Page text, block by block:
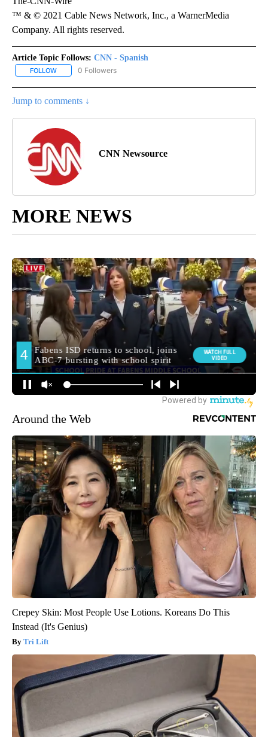
™ & © 2021 Cable News Network, Inc., a WarnerMedia
Company. All rights reserved.
Article Topic Follows: CNN - Spanish
FOLLOW FOLLOW "CNN - SPANISH" TO RECEIVE NOTIFICATIONS ABOUT
0 Followers
Jump to comments ↓
CNN Newsource
MORE NEWS
Around the Web
Crepey Skin: Most People Use Lotions. Koreans Do This
Instead (It's Genius)
Tri Lift